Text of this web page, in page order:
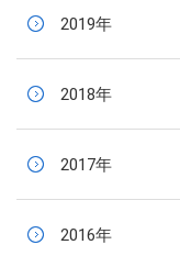
2019年
2018年
2017年
2016年